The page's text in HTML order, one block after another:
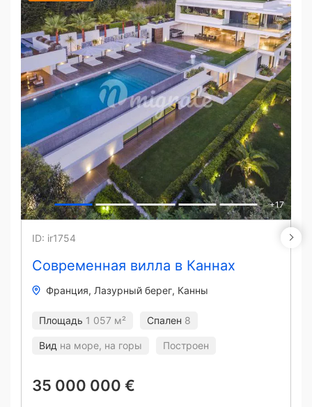
+17
Современная вилла в Каннах
ID: ir1754
Франция Лазурный берег Канны
Площадь 1 057 м² Спален 8
Вид на море, на горы Построен
35 000 000 €